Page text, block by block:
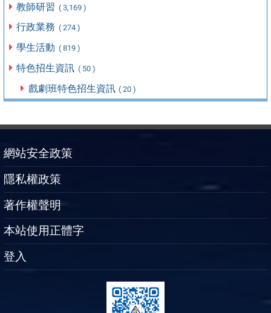
教師研習 ( 3,169 )
行政業務 ( 274 )
學生活動 ( 819 )
特色招生資訊 ( 50 )
戲劇班特色招生資訊 ( 20 )
網站安全政策
隱私權政策
著作權聲明
本站使用正體字
登入